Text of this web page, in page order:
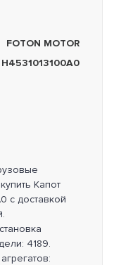
FOTON MOTOR
H4531013100A0
Капот
с доставкой
4189.